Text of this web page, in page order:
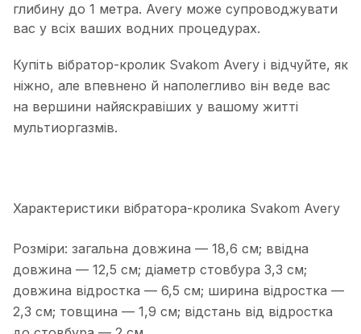
глибину до 1 метра. Avery може супроводжувати
вас у всіх ваших водних процедурах.
Купіть вібратор-кролик Svakom Avery і відчуйте, як
ніжно, але впевнено й наполегливо він веде вас
на вершини найяскравіших у вашому житті
мультиоргазмів.
Характеристики вібратора-кролика Svakom Avery
Розміри: загальна довжина — 18,6 см; ввідна
довжина — 12,5 см; діаметр стовбура 3,3 см;
довжина відростка — 6,5 см; ширина відростка —
2,3 см; товщина — 1,9 см; відстань від відростка